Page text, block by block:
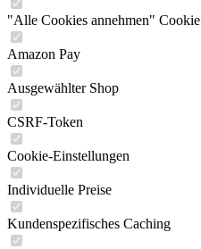
"Alle Cookies annehmen" Cookie
Amazon Pay
Ausgewählter Shop
CSRF-Token
Cookie-Einstellungen
Individuelle Preise
Kundenspezifisches Caching